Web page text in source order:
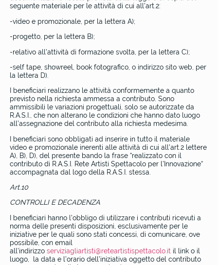
seguente materiale per le attività di cui all’art.2:
-video e promozionale, per la lettera A);
-progetto, per la lettera B);
-relativo all’attività di formazione svolta, per la lettera C);
-self tape, showreel, book fotografico, o indirizzo sito web, per
la lettera D).
I beneficiari realizzano le attività conformemente a quanto
previsto nella richiesta ammessa a contributo. Sono
ammissibili le variazioni progettuali, solo se autorizzate da
R.A.S.I., che non alterano le condizioni che hanno dato luogo
all’assegnazione del contributo alla richiesta medesima.
I beneficiari sono obbligati ad inserire in tutto il materiale
video e promozionale inerenti alle attività di cui all’art.2 lettere
A), B), D), del presente bando la frase “realizzato con il
contributo di R.A.S.I. Rete Artisti Spettacolo per l’Innovazione“
accompagnata dal logo della R.A.S.I. stessa.
Art.10
CONTROLLI E DECADENZA
I beneficiari hanno l’obbligo di utilizzare i contributi ricevuti a
norma delle presenti disposizioni, esclusivamente per le
iniziative per le quali sono stati concessi, di comunicare, ove
possibile, con email
all’indirizzo serviziagliartisti@reteartistispettacolo.it il link o il
luogo, la data e l’orario dell’iniziativa oggetto del contributo